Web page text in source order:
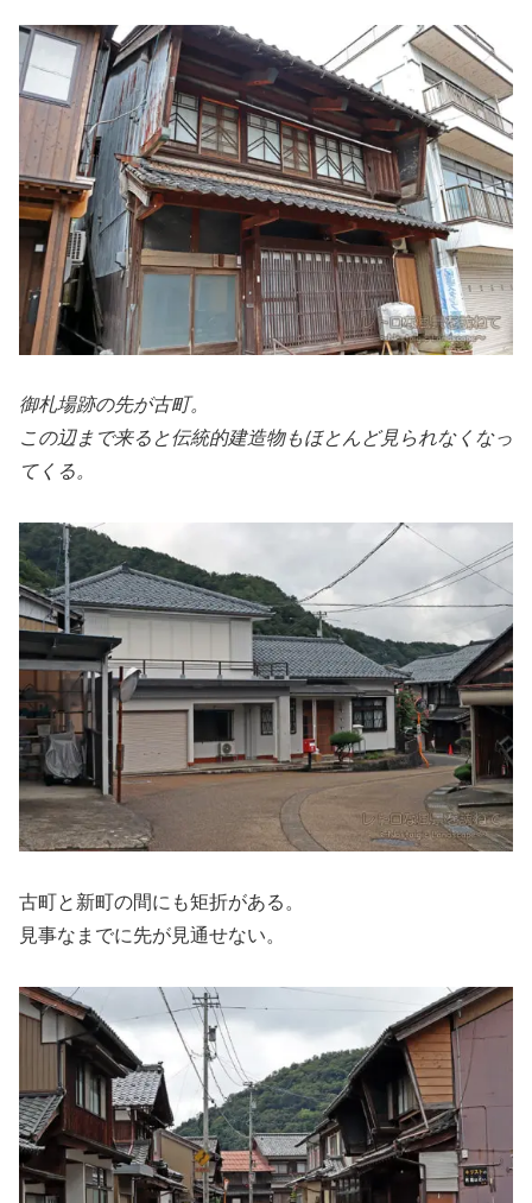
御札場跡の先が古町。
この辺まで来ると伝統的建造物もほとんど見られなくなっ
てくる。
古町と新町の間にも矩折がある。
見事なまでに先が見通せない。